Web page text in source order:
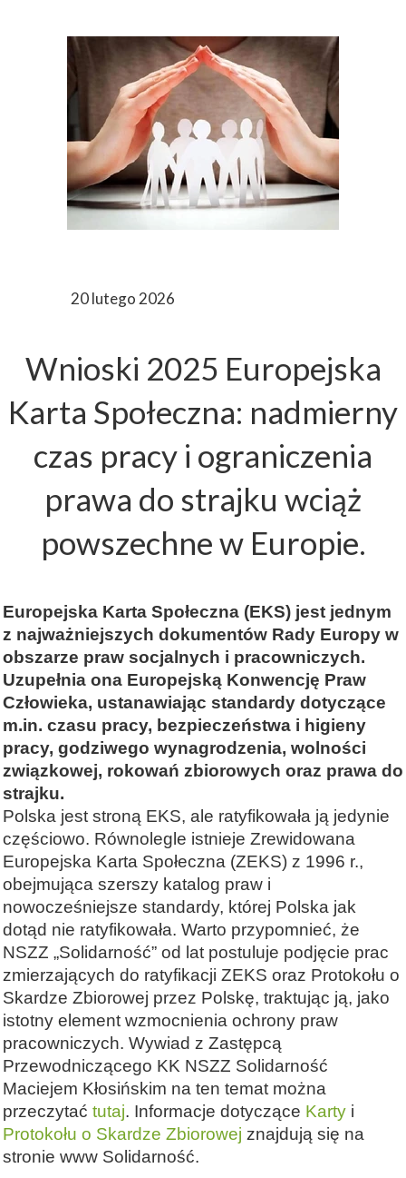
20 lutego 2026
Wnioski 2025 Europejska
Karta Społeczna: nadmierny
czas pracy i ograniczenia
prawa do strajku wciąż
powszechne w Europie.
Europejska Karta Społeczna (EKS) jest jednym
z najważniejszych dokumentów Rady Europy w
obszarze praw socjalnych i pracowniczych.
Uzupełnia ona Europejską Konwencję Praw
Człowieka, ustanawiając standardy dotyczące
m.in. czasu pracy, bezpieczeństwa i higieny
pracy, godziwego wynagrodzenia, wolności
związkowej, rokowań zbiorowych oraz prawa do
strajku.
Polska jest stroną EKS, ale ratyfikowała ją jedynie
częściowo. Równolegle istnieje Zrewidowana
Europejska Karta Społeczna (ZEKS) z 1996 r.,
obejmująca szerszy katalog praw i
nowocześniejsze standardy, której Polska jak
dotąd nie ratyfikowała. Warto przypomnieć, że
NSZZ „Solidarność” od lat postuluje podjęcie prac
zmierzających do ratyfikacji ZEKS oraz Protokołu o
Skardze Zbiorowej przez Polskę, traktując ją, jako
istotny element wzmocnienia ochrony praw
pracowniczych. Wywiad z Zastępcą
Przewodniczącego KK NSZZ Solidarność
Maciejem Kłosińskim na ten temat można
przeczytać tutaj. Informacje dotyczące Karty i
Protokołu o Skardze Zbiorowej znajdują się na
stronie www Solidarność.